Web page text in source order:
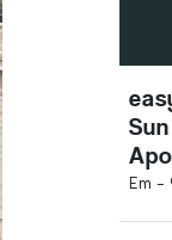
Em -